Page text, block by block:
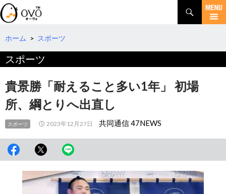
検
索
コ
テ
へ
動
ホーム > スポーツ
スポーツ
貴景勝「耐えること多い1年」 初場
所、綱とりへ出直し
スポーツ 2023年12月27日 共同通信 47NEWS